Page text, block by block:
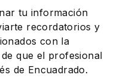
tu información
recordatorios y
con la
que el profesional
de Encuadrado.